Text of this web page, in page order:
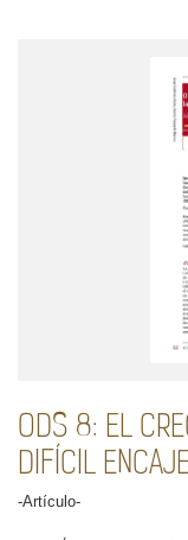
ODS 8: EL
DIFÍCIL
-Artículo-